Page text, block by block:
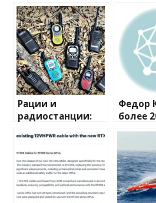
Рации и
радиостанции:
путеводитель по
миру
беспроводной
связи
Федор
более